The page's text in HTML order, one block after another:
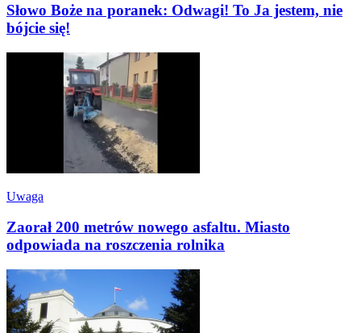
Słowo Boże na poranek: Odwagi! To Ja jestem, nie
bójcie się!
Uwaga
Zaorał 200 metrów nowego asfaltu. Miasto
odpowiada na roszczenia rolnika